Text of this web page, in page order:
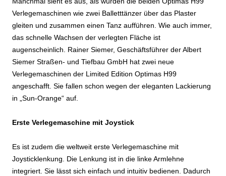
Verlegemaschinen wie zwei Balletttänzer über das Plaster
gleiten und zusammen einen Tanz aufführen. Wie auch immer,
das schnelle Wachsen der verlegten Fläche ist
augenscheinlich. Rainer Siemer, Geschäftsführer der Albert
Siemer Straßen- und Tiefbau GmbH hat zwei neue
Verlegemaschinen der Limited Edition Optimas H99
angeschafft. Sie fallen schon wegen der eleganten Lackierung
in „Sun-Orange“ auf.
Erste Verlegemaschine mit Joystick
Es ist zudem die weltweit erste Verlegemaschine mit
Joysticklenkung. Die Lenkung ist in die linke Armlehne
integriert. Sie lässt sich einfach und intuitiv bedienen. Dadurch